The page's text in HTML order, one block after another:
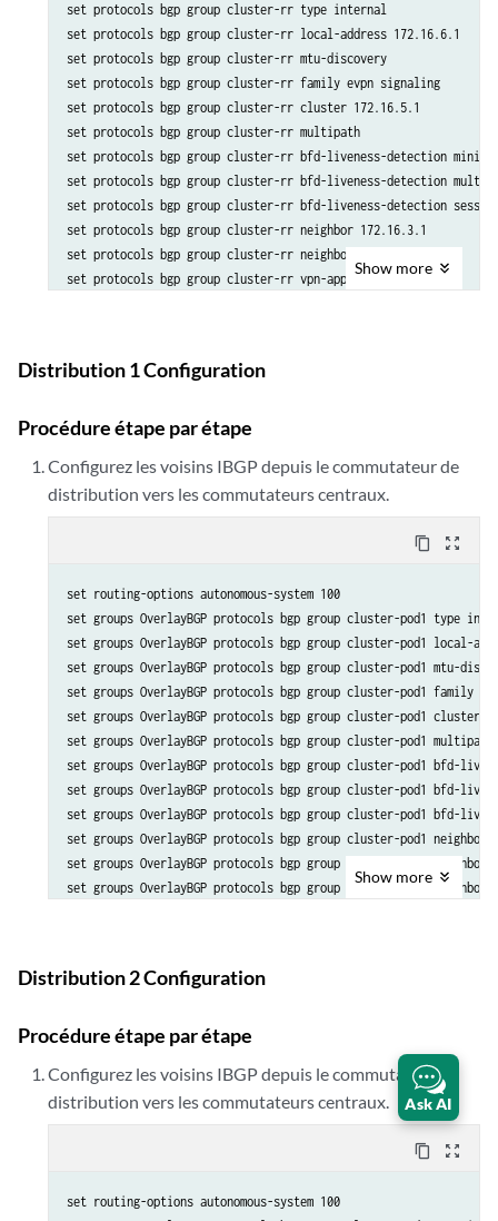
set protocols bgp group cluster-rr type internal
set protocols bgp group cluster-rr local-address 172.16.6.1
set protocols bgp group cluster-rr mtu-discovery
set protocols bgp group cluster-rr family evpn signaling
set protocols bgp group cluster-rr cluster 172.16.5.1
set protocols bgp group cluster-rr multipath
set protocols bgp group cluster-rr bfd-liveness-detection
set protocols bgp group cluster-rr bfd-liveness-detection
set protocols bgp group cluster-rr bfd-liveness-detection
set protocols bgp group cluster-rr neighbor 172.16.3.1
set protocols bgp group cluster-rr neighbor 172.16.4.1
set protocols bgp group cluster-rr vpn-apply-export
Show more
Distribution 1 Configuration
Procédure étape par étape
Configurez les voisins IBGP depuis le commutateur de
distribution vers les commutateurs centraux.
content_copy zoom_out_map
set routing-options autonomous-system 100
set groups OverlayBGP protocols bgp group cluster-pod1 type
set groups OverlayBGP protocols bgp group cluster-pod1 local-
set groups OverlayBGP protocols bgp group cluster-pod1 mtu-
set groups OverlayBGP protocols bgp group cluster-pod1 family
set groups OverlayBGP protocols bgp group cluster-pod1 cluster
set groups OverlayBGP protocols bgp group cluster-pod1 multipath
set groups OverlayBGP protocols bgp group cluster-pod1 bfd-
set groups OverlayBGP protocols bgp group cluster-pod1 bfd-
set groups OverlayBGP protocols bgp group cluster-pod1 bfd-
set groups OverlayBGP protocols bgp group cluster-pod1 neighbor
set groups OverlayBGP protocols bgp group cluster-pod1 neighbor
set groups OverlayBGP protocols bgp group cluster-pod1 neighbor
Show more
Distribution 2 Configuration
Procédure étape par étape
Configurez les voisins IBGP depuis le commutateur de
distribution vers les commutateurs centraux.
content_copy zoom_out_map
set routing-options autonomous-system 100
Ask AI